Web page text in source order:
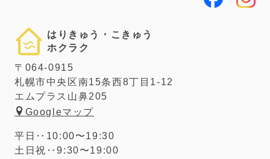
はりきゅう・こきゅう
ホクラク
〒064-0915
札幌市中央区南15条西8丁目1-12
エムプラス山鼻205
Googleマップ
平日‥10:00〜19:30
土日祝‥9:30〜19:00